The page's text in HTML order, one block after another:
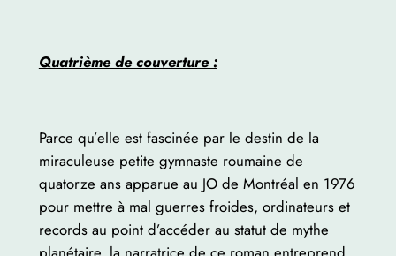
Quatrième de couverture :
Parce qu’elle est fascinée par le destin de la
miraculeuse petite gymnaste roumaine de
quatorze ans apparue au JO de Montréal en 1976
pour mettre à mal guerres froides, ordinateurs et
records au point d’accéder au statut de mythe